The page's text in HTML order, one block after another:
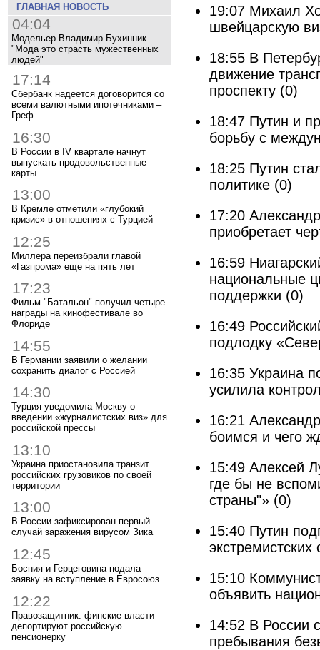
ГЛАВНАЯ НОВОСТЬ
04:04
Модельер Владимир Бухинник
"Мода это страсть мужественных
людей"
17:14
Сбербанк надеется договорится со
всеми валютными ипотечниками –
Греф
16:30
В России в IV квартале начнут
выпускать продовольственные
карты
13:00
В Кремле отметили «глубокий
кризис» в отношениях с Турцией
12:25
Миллера переизбрали главой
«Газпрома» еще на пять лет
17:23
Фильм "Батальон" получил четыре
награды на кинофестивале во
Флориде
14:55
В Германии заявили о желании
сохранить диалог с Россией
14:30
Турция уведомила Москву о
введении «журналистских виз» для
российской прессы
13:10
Украина приостановила транзит
российских грузовиков по своей
территории
13:00
В России зафиксирован первый
случай заражения вирусом Зика
12:45
Босния и Герцеговина подала
заявку на вступление в Евросоюз
12:22
Правозащитник: финские власти
депортируют российскую
пенсионерку
19:07 Михаил
швейцарскую
18:55 В
движение
проспекту (0)
18:47 Путин и
борьбу с
18:25 Путин
политике (0)
17:20
приобретает
16:59
национальные
поддержки (0)
16:49
подлодку
16:35 Украина
усилила
16:21
боимся и чего
15:49 Алексей
где бы не
страны"» (0)
15:40 Путин
экстремистских
15:10
объявить
14:52 В России
пребывания